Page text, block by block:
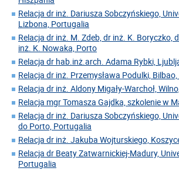
Relacja dr inż. Dariusza Sobczyńskiego,
Lizbona, Portugalia
Relacja dr inż. M. Zdeb, dr inż. K. Boryczko,
inż. K. Nowaka, Porto
Relacja dr hab.inż.arch. Adama Rybki,
Relacja dr inż. Przemysława Podulki,
Relacja dr inż. Aldony Migały-Warchoł,
Relacja mgr Tomasza Gajdka, szkolenie w
Relacja dr inż. Dariusza Sobczyńskiego,
do Porto, Portugalia
Relacja dr inż. Jakuba Wojturskiego,
Relacja dr Beaty Zatwarnickiej-Madury,
Portugalia